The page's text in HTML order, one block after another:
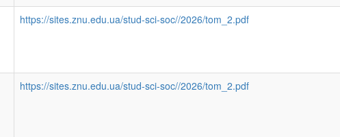
https://sites.znu.edu.ua/stud-sci-soc//2026/tom_2.pdf
https://sites.znu.edu.ua/stud-sci-soc//2026/tom_2.pdf